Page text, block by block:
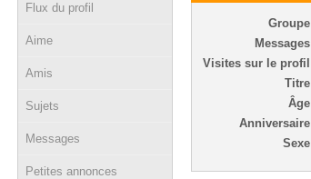
Flux du profil
Aime
Amis
Sujets
Messages
Petites annonces
Groupe
Messages
Visites sur le profil
Titre
Âge
Anniversaire
Sexe